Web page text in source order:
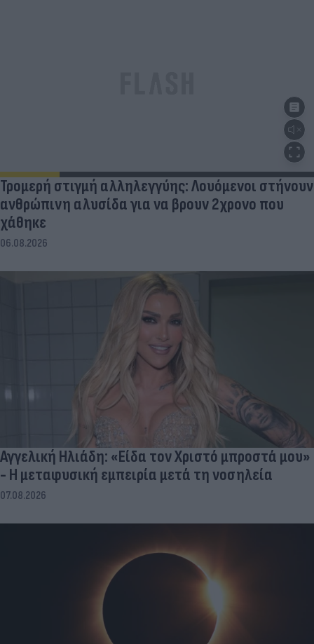
Τρομερή στιγμή αλληλεγγύης: Λουόμενοι στήνουν
ανθρώπινη αλυσίδα για να βρουν 2χρονο που
χάθηκε
06.08.2026
Αγγελική Ηλιάδη: «Είδα τον Χριστό μπροστά μου»
- Η μεταφυσική εμπειρία μετά τη νοσηλεία
07.08.2026